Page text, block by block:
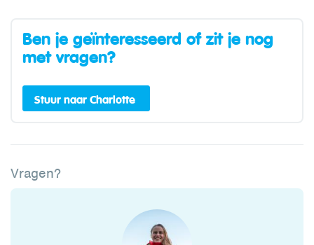
Ben je geïnteresseerd of zit je nog
met vragen?
Stuur naar Charlotte
Vragen?